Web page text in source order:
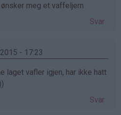
meg et vaffeljern
Svar
- 17:23
laget vafler igjen, har ikke hatt
Svar